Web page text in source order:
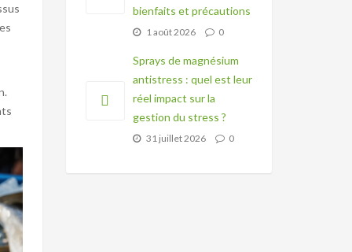
bienfaits et précautions
1 août 2026 0
Sprays de magnésium
antistress : quel est leur
réel impact sur la
gestion du stress ?
31 juillet 2026 0